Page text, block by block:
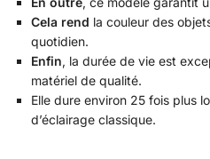
Cela rend la couleur des
quotidien.
Enfin, la durée de vie est
matériel de qualité.
Elle dure environ 25 fois plus
d’éclairage classique.